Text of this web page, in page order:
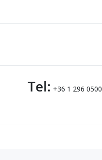
Tel: +36 1 296 0500